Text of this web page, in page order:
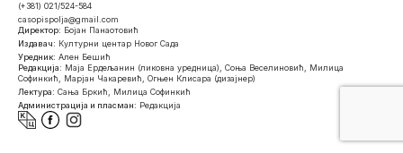
(+381) 021/524-584
casopispolja@gmail.com
Директор: Бојан Панаотовић
Издавач: Културни центар Новог Сада
Уредник: Ален Бешић
Редакција: Маја Ердељанин (ликовна уредница), Соња Веселиновић, Милица
Софинкић, Марјан Чакаревић, Огњен Клисара (дизајнер)
Лектура: Сања Бркић, Милица Софинкић
Администрација и пласман: Редакција